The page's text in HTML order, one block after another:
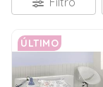
ÚLTIMO